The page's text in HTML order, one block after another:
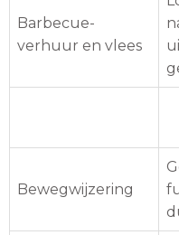
Barbecue-
verhuur en vlees
Bewegwijzering